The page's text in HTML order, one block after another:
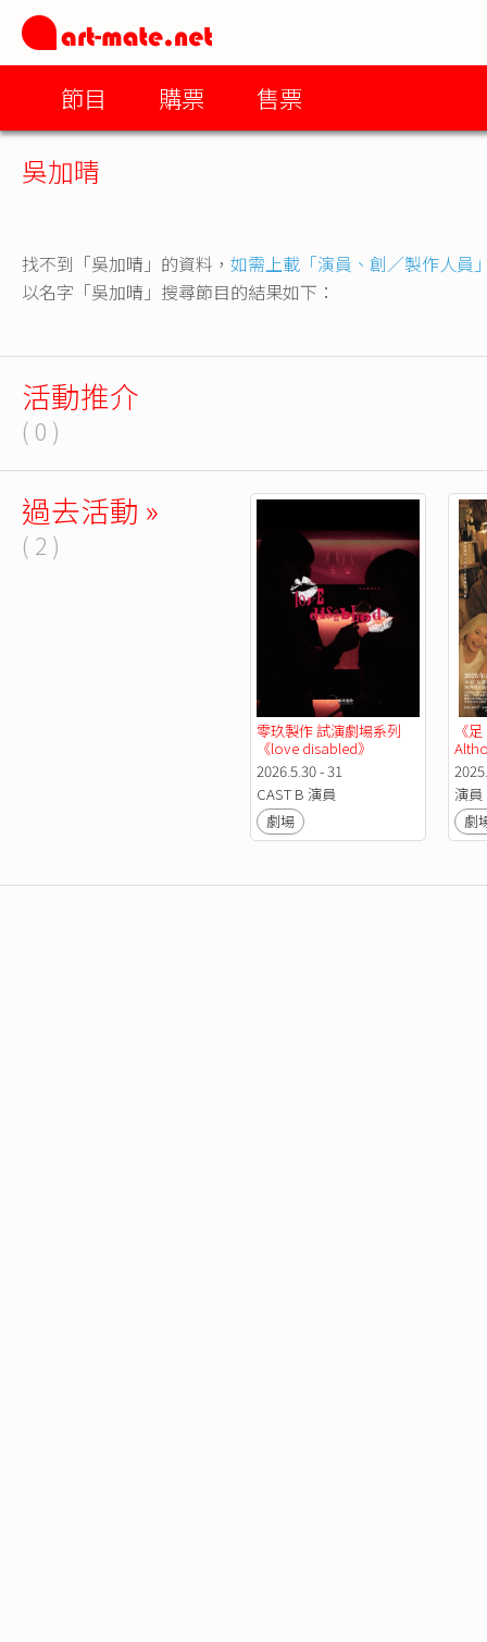
節目 購票 售票
吳加晴
找不到「吳加晴」的資料， 如需上載「演員、創／製作人員
以名字「吳加晴」搜尋節目的結果如下：
活動推介
( 0 )
過去活動 »
( 2 )
零玖製作 試演劇場系列
《love disabled》
2026.5.30 - 31
CAST B 演員
劇場
《
演員
劇